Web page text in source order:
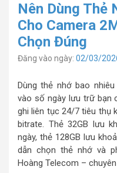
Nên Dùng Thẻ
Cho Camera
Chọn Đúng
Đăng vào ngày: 02/03/
Dùng thẻ nhớ bao
vào số ngày lưu trữ bạn
ghi liên tục 24/7 tiêu thụ
bitrate. Thẻ 32GB lưu
ngày, thẻ 128GB lưu
dẫn chọn thẻ nhớ và
Hoàng Telecom –